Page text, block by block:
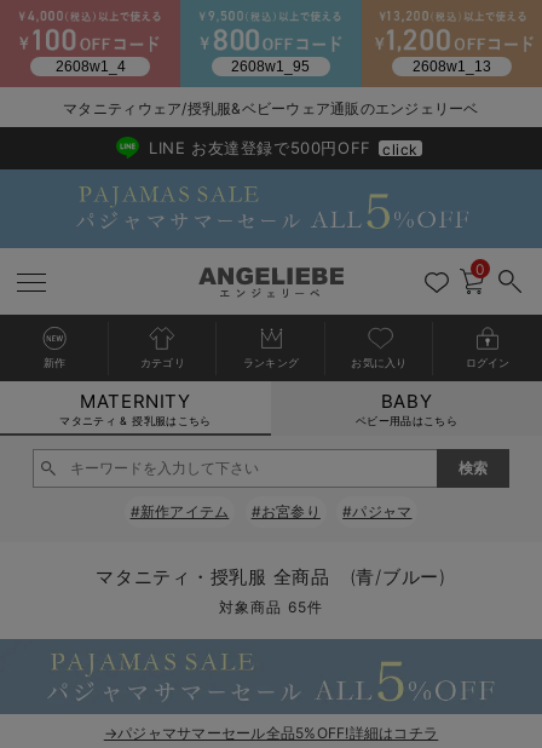
マタニティウェア全て
マタニティ ワンピース
マタニティ トップス
マタニティ アウター（コート）・ママコート
マタニティ 下着・インナー全て
授乳ブラ・マタニティブラ（マタニティインナー・産後用品）
マタニティ 授乳 キャミソール
産褥ショーツ
授乳服全て
マタニティ フォーマル全て
マタニティ スーツ
マタニティ ドレス（結婚式・お呼ばれ）
マタニティ フォーマル パンツ・ボトムス
授乳用品全て
妊婦用 抱き枕・授乳クッション
マタニティレッグウェア全て
マタニティストッキング・タイツ
マタニティ ボディケア全て
アウトレット全て
【アウトレット】ワンピース
【アウトレット】パジャマ
【アウトレット】インナー
特集全て
コットン素材
冷房対策
再入荷全て
再入荷｜インナー
戻る
送料無料アイテム全て
ワンピース
パジャマ
戻る
ブラキャミ おまとめ
戻る
【37周年祭セール】
【37周年祭セール】
戻る
気温差別オススメア
【15℃】3月下旬～
戻る
動きやすく着回しで
戻る
強撚スムース(コスパ
戻る
マタニティウェア
【おまとめ割】パジ
戻る
こだわりの履き心地
カジュアル
戻る
ジャケット派
ツィード派
戻る
出産準備応援割全て
マタニティパジャマ
戻る
【オフィスカジュア
戻る
レギンスタイプ
戻る
【フォーマル】ワン
戻る
【ベビー】長袖
戻る
ハンカチ
セット
戻る
快適ウェア10%OFF
戻る
春のマタニティワン
セットアップ・ レイ
ワーク・オフィス
戻る
Gift Selection 出産
〜3,000円（税込）
女の子におススメの
戻る
冬の冷え対策インナ
薄くてあったか
レギンス・タイツ
戻る
入院準備の持ち物チ
入院してすぐ使うグ
戻る
冬のあったか特集全て
【冬のあったか特集
マタニティウェア/授乳服&ベビーウェア通販のエンジェリーベ
2026/NewArrival
送料495円(一部地域を除く) 7,700円以上で送料無料
LINE お友達登録で500円OFF click
0
新作 カテゴリ ランキング お気に入り ログイン
MATERNITY
マタニティ & 授乳服はこちら
BABY
ベビー用品はこちら
#新作アイテム #お宮参り #パジャマ
マタニティ・授乳服 全商品 (青/ブルー)
対象商品 65件
→パジャマサマーセール全品5%OFF!詳細はコチラ
カートに入れる
閉じる